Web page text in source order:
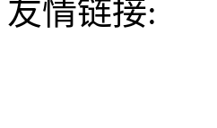
友情链接: